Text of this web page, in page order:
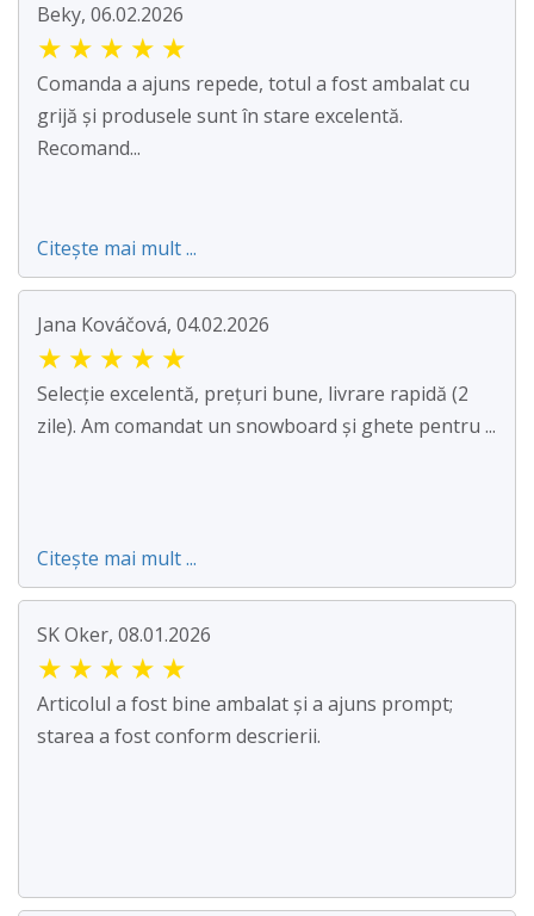
Beky, 06.02.2026
★ ★ ★ ★ ★
Comanda a ajuns repede, totul a fost ambalat cu
grijă și produsele sunt în stare excelentă.
Recomand...
Citește mai mult ...
Jana Kováčová, 04.02.2026
★ ★ ★ ★ ★
Selecție excelentă, prețuri bune, livrare rapidă (2
zile). Am comandat un snowboard și ghete pentru ...
Citește mai mult ...
SK Oker, 08.01.2026
★ ★ ★ ★ ★
Articolul a fost bine ambalat și a ajuns prompt;
starea a fost conform descrierii.